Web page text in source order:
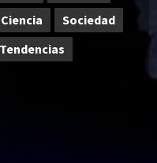
Sociedad
Tendencias